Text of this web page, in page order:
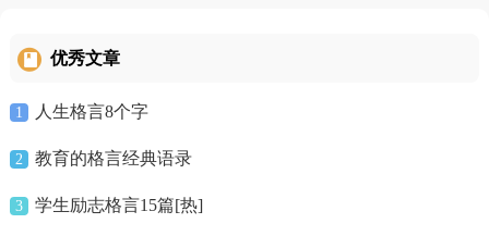
优秀文章
1 人生格言8个字
2 教育的格言经典语录
3 学生励志格言15篇[热]